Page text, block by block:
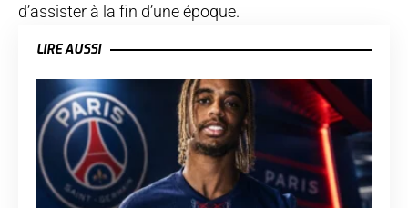
d’assister à la fin d’une époque.
LIRE AUSSI